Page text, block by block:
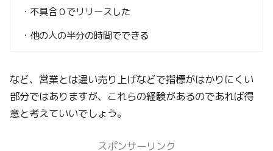
・不具合０でリリースした
・他の人の半分の時間でできる
など、営業とは違い売り上げなどで指標がはかりにくい
部分ではありますが、これらの経験があるのであれば得
意と考えていいでしょう。
スポンサーリンク